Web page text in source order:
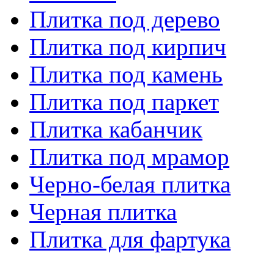
Плитка под дерево
Плитка под кирпич
Плитка под камень
Плитка под паркет
Плитка кабанчик
Плитка под мрамор
Черно-белая плитка
Черная плитка
Плитка для фартука